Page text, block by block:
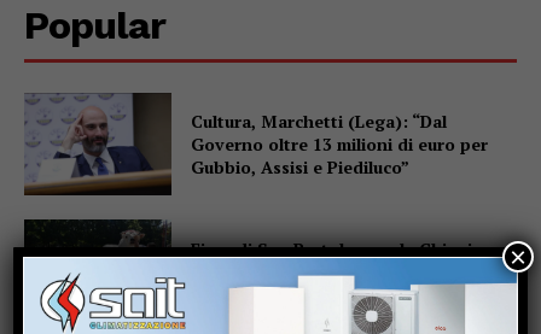
Popular
Cultura, Marchetti (Lega): “Dal
Governo oltre 13 milioni di euro per
Gubbio, Assisi e Piediluco”
Fiere di San Bartolomeo, la Chianina
torna in gara: al parco Langer la sfida
di 30 giganti bianchi
×